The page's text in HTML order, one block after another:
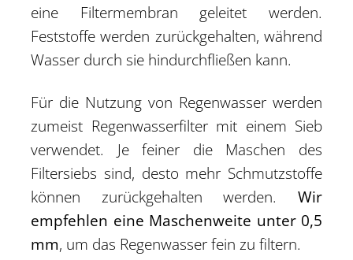
eine Filtermembran geleitet werden.
Feststoffe werden zurückgehalten, während
Wasser durch sie hindurchfließen kann.
Für die Nutzung von Regenwasser werden
zumeist Regenwasserfilter mit einem Sieb
verwendet. Je feiner die Maschen des
Filtersiebs sind, desto mehr Schmutzstoffe
können zurückgehalten werden. Wir
empfehlen eine Maschenweite unter 0,5
mm, um das Regenwasser fein zu filtern.